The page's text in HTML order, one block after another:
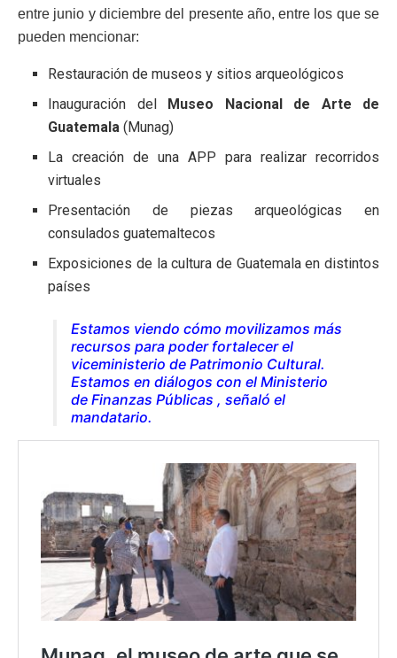
entre junio y diciembre del presente año, entre los que se
pueden mencionar:
Restauración de museos y sitios arqueológicos
Inauguración del
Museo Nacional de Arte de
Guatemala (Munag)
La creación de una APP para realizar recorridos
virtuales
Presentación de piezas arqueológicas en
consulados guatemaltecos
Exposiciones de la cultura de Guatemala en distintos
países
Estamos viendo cómo movilizamos más
recursos para poder fortalecer el
viceministerio de Patrimonio Cultural.
Estamos en diálogos con el Ministerio
de Finanzas Públicas , señaló el
mandatario.